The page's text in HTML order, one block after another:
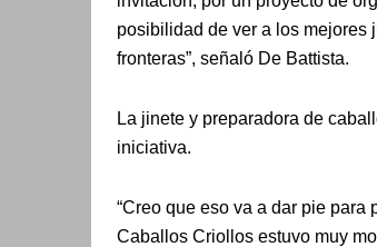
posibilidad de ver a los mejores
fronteras”, señaló De Battista.
La jinete y preparadora de
iniciativa.
“Creo que eso va a dar pie
Caballos Criollos estuvo muy